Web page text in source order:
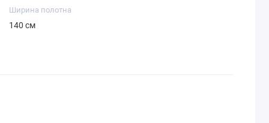
Ширина полотна
140 см